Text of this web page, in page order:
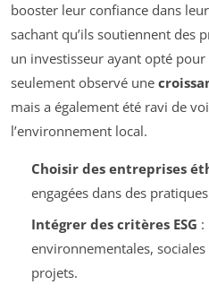
booster leur confiance dans
sachant qu’ils soutiennent des
un investisseur ayant opté
seulement observé une
mais a également été ravi de
l’environnement local.
Choisir des entreprises
engagées dans des
Intégrer des critères ESG :
environnementales,
projets.